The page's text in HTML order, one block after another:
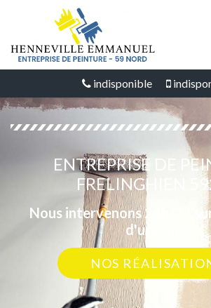
indisponible
ENTREPRISE DE
FRELINGHIEN
Nous intervenons 24h/24
d'urgence
NOS